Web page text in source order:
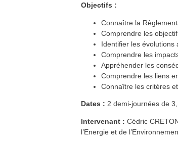
mars
La réhabilitation
bâtiments
A distance
En savoir plus >>
mars
Formation QualiSOL
eau solaire individuel
Lons-le-Saunier (39)
10 mars
Dole (39)
RE2020 et empreinte
En savoir plus >>
29 mars Formation QualiPV -
Objectifs :
Connaître la
Comprendre les
Identifier les évolutions
Comprendre les
Appréhender les
Comprendre les liens
Connaître les critères
Dates : 2 demi-journées de
Intervenant : Cédric
l’Energie et de